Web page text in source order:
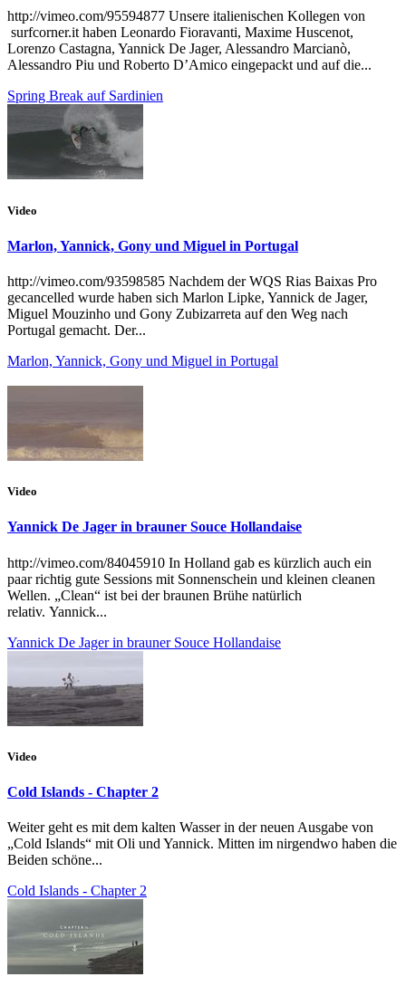
http://vimeo.com/95594877 Unsere italienischen Kollegen von
surfcorner.it haben Leonardo Fioravanti, Maxime Huscenot,
Lorenzo Castagna, Yannick De Jager, Alessandro Marcianò,
Alessandro Piu und Roberto D’Amico eingepackt und auf die...
Spring Break auf Sardinien
Video
Marlon, Yannick, Gony und Miguel in Portugal
http://vimeo.com/93598585 Nachdem der WQS Rias Baixas Pro
gecancelled wurde haben sich Marlon Lipke, Yannick de Jager,
Miguel Mouzinho und Gony Zubizarreta auf den Weg nach
Portugal gemacht. Der...
Marlon, Yannick, Gony und Miguel in Portugal
Video
Yannick De Jager in brauner Souce Hollandaise
http://vimeo.com/84045910 In Holland gab es kürzlich auch ein
paar richtig gute Sessions mit Sonnenschein und kleinen cleanen
Wellen. „Clean“ ist bei der braunen Brühe natürlich
relativ. Yannick...
Yannick De Jager in brauner Souce Hollandaise
Video
Cold Islands - Chapter 2
Weiter geht es mit dem kalten Wasser in der neuen Ausgabe von
„Cold Islands“ mit Oli und Yannick. Mitten im nirgendwo haben die
Beiden schöne...
Cold Islands - Chapter 2